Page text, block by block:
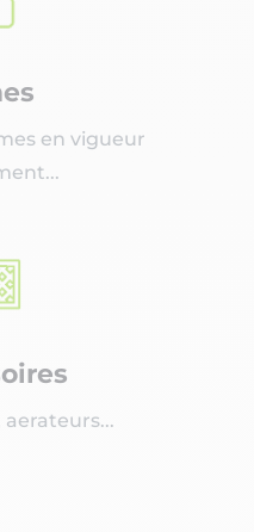
en vigueur